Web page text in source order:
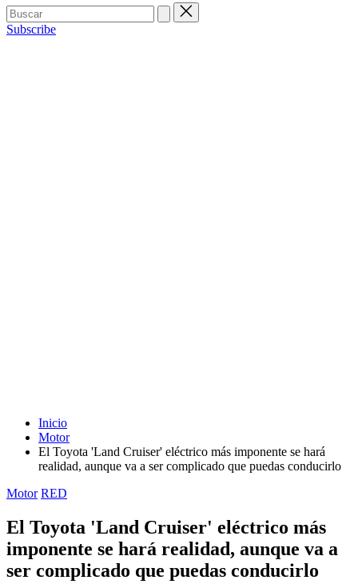
Buscar:
Subscribe
Inicio
Motor
El Toyota 'Land Cruiser' eléctrico más imponente se hará
realidad, aunque va a ser complicado que puedas conducirlo
Publicada
Motor RED
El Toyota 'Land Cruiser' eléctrico más
imponente se hará realidad, aunque va a
ser complicado que puedas conducirlo